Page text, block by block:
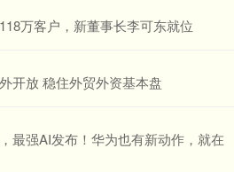
万客户，新董事长李可东就位
开放 稳住外贸外资基本盘
最强AI发布！华为也有新动作，就在